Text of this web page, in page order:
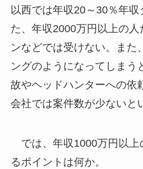
以西では年収20～30％年
た、年収2000万円以上の
ンなどでは受けない。また
ングのようになってしまう
故やヘッドハンターへの依
会社では案件数が少ないと
では、年収1000万円以上
るポイントは何か。